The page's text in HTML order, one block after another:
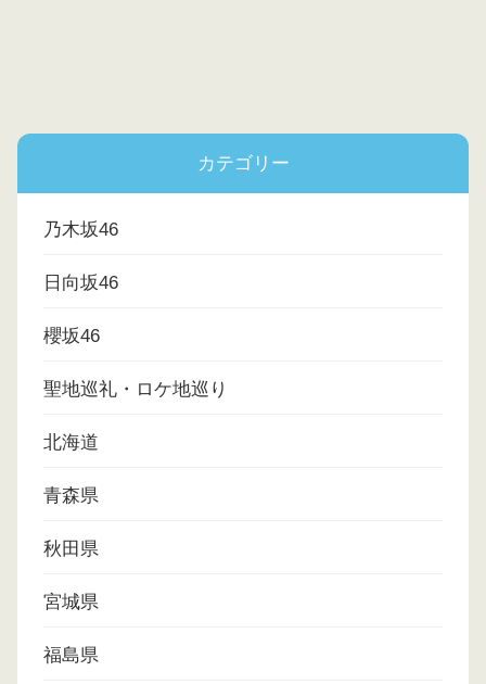
カテゴリー
乃木坂46
日向坂46
櫻坂46
聖地巡礼・ロケ地巡り
北海道
青森県
秋田県
宮城県
福島県